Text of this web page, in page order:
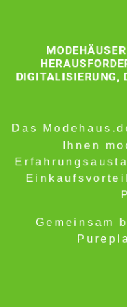
DIGITALISIERUNG,
Das
Ihnen
Gemeinsam